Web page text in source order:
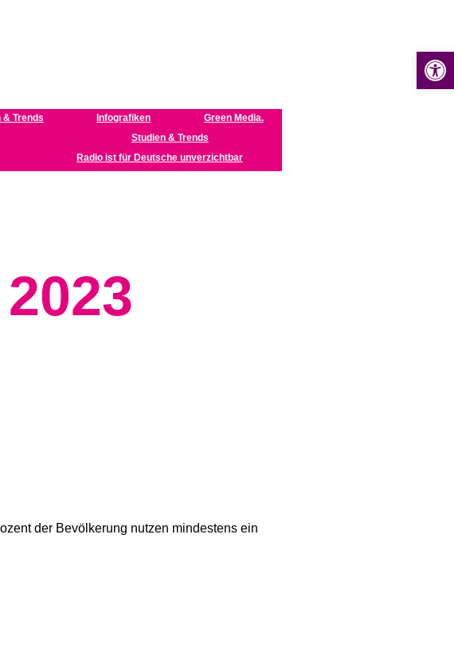
& Trends Infografiken
Green Media.
Studien & Trends
Radio ist für Deutsche unverzichtbar
der Bevölkerung nutzen mindestens ein
Open toolbar